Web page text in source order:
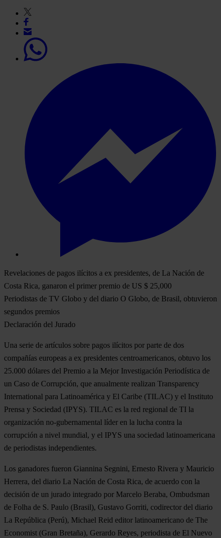
Revelaciones de pagos ilícitos a ex presidentes, de La Nación de
Costa Rica, ganaron el primer premio de US $ 25,000
Periodistas de TV Globo y del diario O Globo, de Brasil, obtuvieron
segundos premios
Declaración del Jurado
Una serie de artículos sobre pagos ilícitos por parte de dos
compañías europeas a ex presidentes centroamericanos, obtuvo los
25.000 dólares del Premio a la Mejor Investigación Periodística de
un Caso de Corrupción, que anualmente realizan Transparency
International para Latinoamérica y El Caribe (TILAC) y el Instituto
Prensa y Sociedad (IPYS). TILAC es la red regional de TI la
organización no-gubernamental líder en la lucha contra la
corrupción a nivel mundial, y el IPYS una sociedad latinoamericana
de periodistas independientes.
Los ganadores fueron Giannina Segnini, Ernesto Rivera y Mauricio
Herrera, del diario La Nación de Costa Rica, de acuerdo con la
decisión de un jurado integrado por Marcelo Beraba, Ombudsman
de Folha de S. Paulo (Brasil), Gustavo Gorriti, codirector del diario
La República (Perú), Michael Reid editor latinoamericano de The
Economist (Gran Bretaña), Gerardo Reyes, periodista de El Nuevo